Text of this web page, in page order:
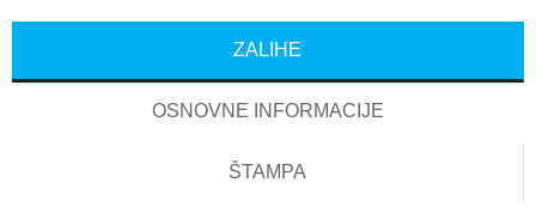
ZALIHE
OSNOVNE INFORMACIJE
ŠTAMPA